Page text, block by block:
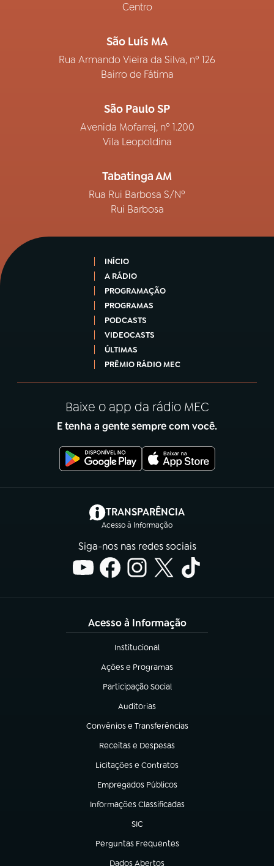
Centro
São Luís MA
Rua Armando Vieira da Silva, nº 126
Bairro de Fátima
São Paulo SP
Avenida Mofarrej, nº 1.200
Vila Leopoldina
Tabatinga AM
Rua Rui Barbosa S/Nº
Rui Barbosa
INÍCIO
A RÁDIO
PROGRAMAÇÃO
PROGRAMAS
PODCASTS
VIDEOCASTS
ÚLTIMAS
PRÊMIO RÁDIO MEC
Baixe o app da rádio MEC
E tenha a gente sempre com você.
TRANSPARÊNCIA
Acesso à Informação
(abre em nova aba)
Siga-nos nas redes sociais
Acesso à Informação
Institucional
(abre em nova aba)
Ações e Programas
(abre em nova aba)
Participação Social
(abre em nova aba)
Auditorias
(abre em nova aba)
Convênios e Transferências
(abre em nova aba)
Receitas e Despesas
(abre em nova aba)
Licitações e Contratos
(abre em nova aba)
Empregados Públicos
(abre em nova aba)
Informações Classificadas
(abre em nova aba)
SIC
(abre em nova aba)
Perguntas Frequentes
(abre em nova aba)
Dados Abertos